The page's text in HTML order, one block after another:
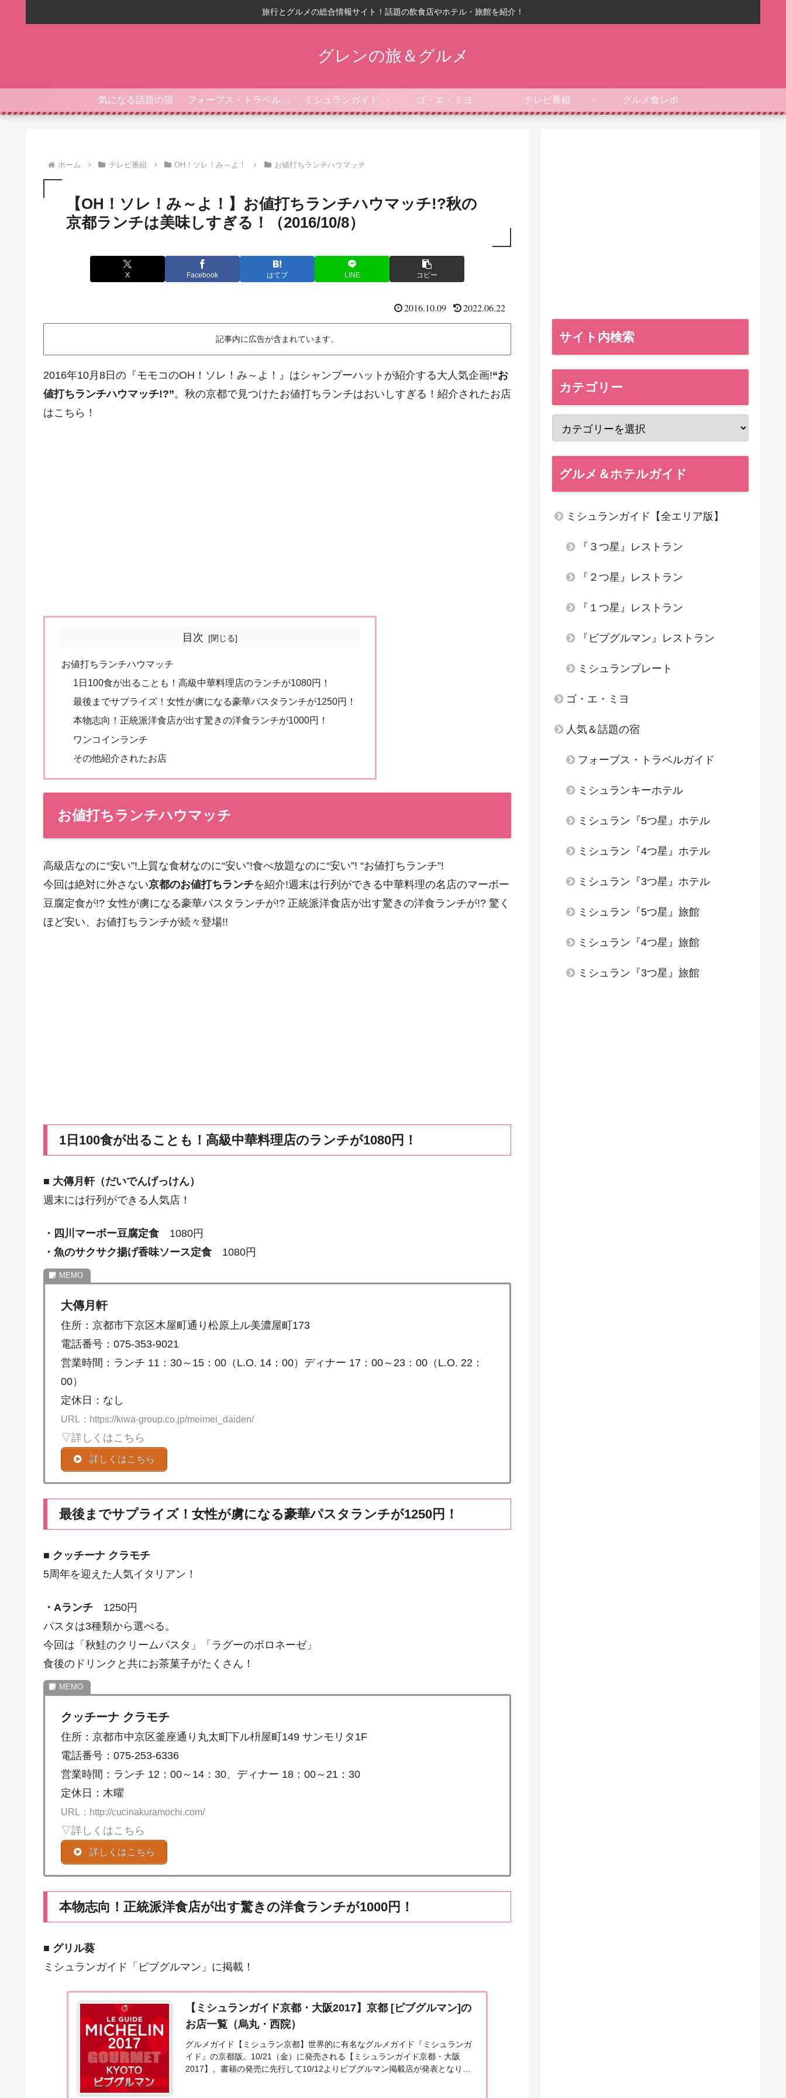
旅行とグルメの総合情報サイト！話題の飲食店やホテル・旅館を紹介！
グレンの旅＆グルメ
気になる話題の宿 フォーブス・トラベルガイド ミシュランガイド ゴ・エ・ミヨ テレビ番組 グルメ食レポ
ホーム テレビ番組 OH！ソレ！み～よ！ お値打ちランチハウマッチ
【OH！ソレ！み～よ！】お値打ちランチハウマッチ!?秋の
京都ランチは美味しすぎる！（2016/10/8）
X Facebook はてブ LINE コピー
2016.10.09 2022.06.22
記事内に広告が含まれています。
2016年10月8日の『モモコのOH！ソレ！み～よ！』はシャンプーハットが紹介する大人気企画!“お
値打ちランチハウマッチ!?”。秋の京都で見つけたお値打ちランチはおいしすぎる！紹介されたお店
はこちら！
目次
お値打ちランチハウマッチ
1日100食が出ることも！高級中華料理店のランチが1080円！
最後までサプライズ！女性が虜になる豪華パスタランチが1250円！
本物志向！正統派洋食店が出す驚きの洋食ランチが1000円！
ワンコインランチ
その他紹介されたお店
お値打ちランチハウマッチ
高級店なのに“安い”!上質な食材なのに“安い”!食べ放題なのに“安い”! “お値打ちランチ”!
今回は絶対に外さない京都のお値打ちランチを紹介!週末は行列ができる中華料理の名店のマーボー
豆腐定食が!? 女性が虜になる豪華パスタランチが!? 正統派洋食店が出す驚きの洋食ランチが!? 驚く
ほど安い、お値打ちランチが続々登場!!
1日100食が出ることも！高級中華料理店のランチが1080円！
■ 大傳月軒（だいでんげっけん）
週末には行列ができる人気店！
・四川マーボー豆腐定食 1080円
・魚のサクサク揚げ香味ソース定食 1080円
大傳月軒
住所：京都市下京区木屋町通り松原上ル美濃屋町173
電話番号：075-353-9021
営業時間：ランチ 11：30～15：00（L.O. 14：00）ディナー 17：00～23：00（L.O. 22：
00）
定休日：なし
URL：https://kiwa-group.co.jp/meimei_daiden/
▽詳しくはこちら
詳しくはこちら
最後までサプライズ！女性が虜になる豪華パスタランチが1250円！
■ クッチーナ クラモチ
5周年を迎えた人気イタリアン！
・Aランチ 1250円
パスタは3種類から選べる。
今回は「秋鮭のクリームパスタ」「ラグーのボロネーゼ」
食後のドリンクと共にお茶菓子がたくさん！
クッチーナ クラモチ
住所：京都市中京区釜座通り丸太町下ル枡屋町149 サンモリタ1F
電話番号：075-253-6336
営業時間：ランチ 12：00～14：30、ディナー 18：00～21：30
定休日：木曜
URL：http://cucinakuramochi.com/
▽詳しくはこちら
詳しくはこちら
本物志向！正統派洋食店が出す驚きの洋食ランチが1000円！
■ グリル葵
ミシュランガイド「ビブグルマン」に掲載！
【ミシュランガイド京都・大阪2017】京都 [ビブグルマン]の
お店一覧（烏丸・西院）
グルメガイド【ミシュラン京都】世界的に有名なグルメガイド『ミシュランガ
イド』の京都版。10/21（金）に発売される【ミシュランガイド京都・大阪
2017】。書籍の発売に先行して10/12よりビブグルマン掲載店が発表となりま
サイト内検索
カテゴリー
グルメ＆ホテルガイド
ミシュランガイド【全エリア版】
『３つ星』レストラン
『２つ星』レストラン
『１つ星』レストラン
『ビブグルマン』レストラン
ミシュランプレート
ゴ・エ・ミヨ
人気＆話題の宿
フォーブス・トラベルガイド
ミシュランキーホテル
ミシュラン『5つ星』ホテル
ミシュラン『4つ星』ホテル
ミシュラン『3つ星』ホテル
ミシュラン『5つ星』旅館
ミシュラン『4つ星』旅館
ミシュラン『3つ星』旅館